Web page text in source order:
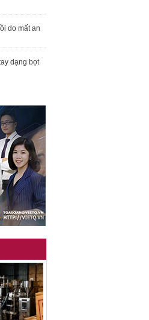
do mất an
dạng bọt